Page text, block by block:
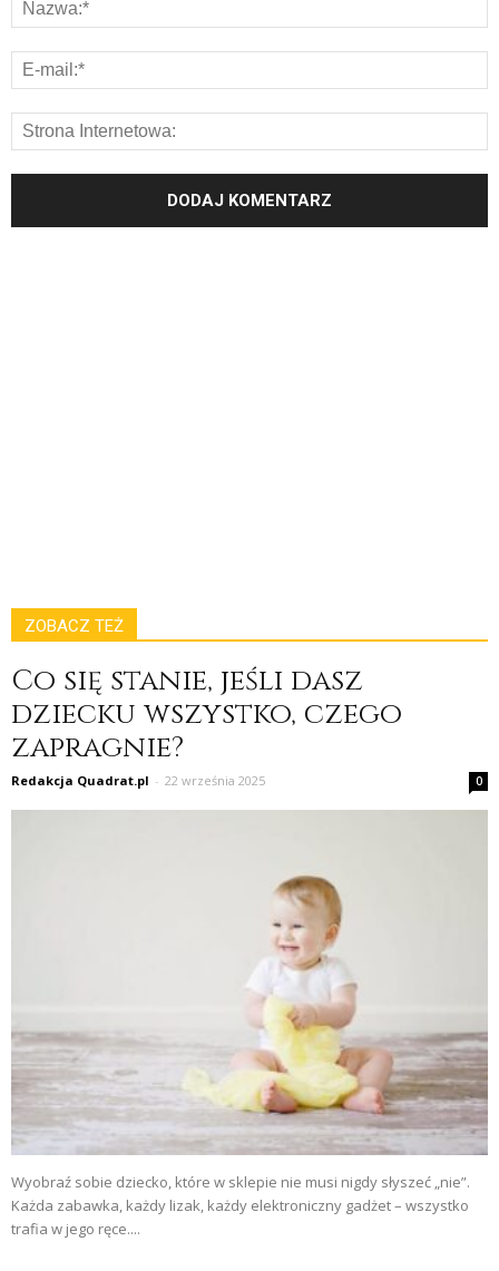
ZOBACZ TEŻ
Co się stanie, jeśli dasz
dziecku wszystko, czego
zapragnie?
Redakcja Quadrat.pl - 22 września 2025 0
Wyobraź sobie dziecko, które w sklepie nie musi nigdy słyszeć „nie”.
Każda zabawka, każdy lizak, każdy elektroniczny gadżet – wszystko
trafia w jego ręce....